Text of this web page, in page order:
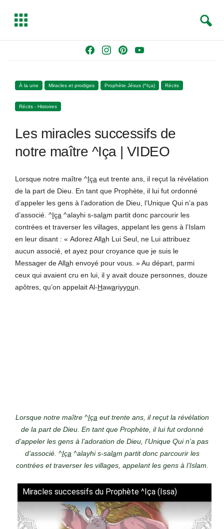
e
k
t
a
m
t
s
t
Y
T
T
g
e
a
À la une Miracles et prodiges Prophète Jésus (^Iça) Récits
Récits - Histoires
Les miracles successifs de
notre maître ^Iça | VIDEO
Lorsque notre maître ^Iça eut trente ans, il reçut la révélation
de la part de Dieu. En tant que Prophète, il lui fut ordonné
d’appeler les gens à l’adoration de Dieu, l’Unique Qui n’a pas
d’associé. ^Iça ^alayhi s-salam partit donc parcourir les
contrées et traverser les villages, appelant les gens à l’Islam
en leur disant : « Adorez Allah Lui Seul, ne Lui attribuez
aucun associé, et ayez pour croyance que je suis le
Messager de Allah envoyé pour vous. » Au départ, parmi
ceux qui avaient cru en lui, il y avait douze personnes, douze
apôtres, qu’on appelait Al-Hawariyyoun.
Lorsque notre maître ^Iça eut trente ans, il reçut la révélation
de la part de Dieu. En tant que Prophète, il lui fut ordonné
d’appeler les gens à l’adoration de Dieu, l’Unique Qui n’a pas
d’associé. ^Iça ^alayhi s-salam partit donc parcourir les
contrées et traverser les villages, appelant les gens à l’Islam.
Miracles successifs du Prophète ^Iça (Issa)